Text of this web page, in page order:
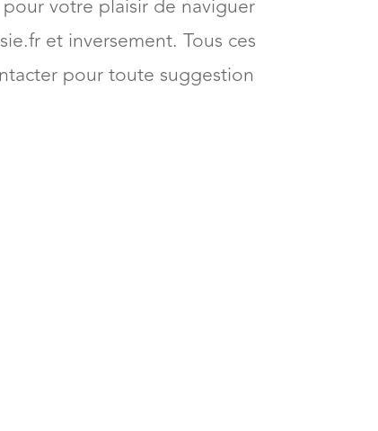
votre plaisir de naviguer
et inversement. Tous ces
pour toute suggestion